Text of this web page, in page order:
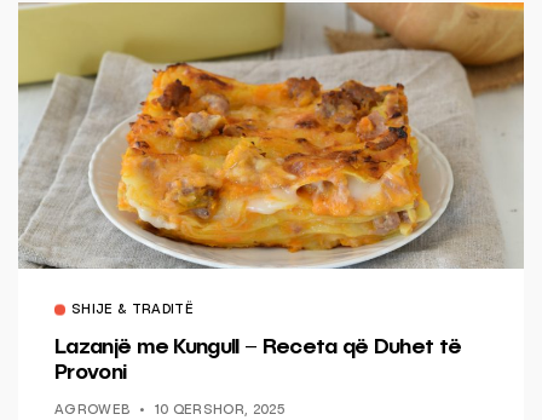
SHIJE & TRADITË
Lazanjë me Kungull – Receta që Duhet të
Provoni
AGROWEB 10 QERSHOR, 2025